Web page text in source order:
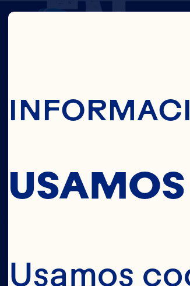
EN
EL
Usamos